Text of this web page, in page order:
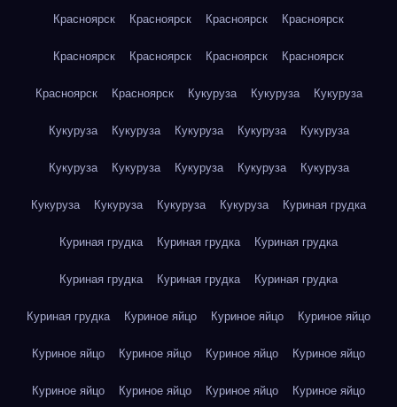
Красноярск Красноярск Красноярск Красноярск
Красноярск Красноярск Красноярск Красноярск
Красноярск Красноярск Кукуруза Кукуруза Кукуруза
Кукуруза Кукуруза Кукуруза Кукуруза Кукуруза
Кукуруза Кукуруза Кукуруза Кукуруза Кукуруза
Кукуруза Кукуруза Кукуруза Кукуруза Куриная грудка
Куриная грудка Куриная грудка Куриная грудка
Куриная грудка Куриная грудка Куриная грудка
Куриная грудка Куриное яйцо Куриное яйцо Куриное яйцо
Куриное яйцо Куриное яйцо Куриное яйцо Куриное яйцо
Куриное яйцо Куриное яйцо Куриное яйцо Куриное яйцо